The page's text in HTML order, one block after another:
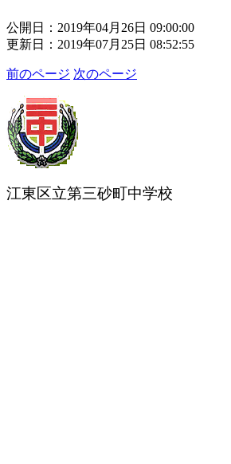
公開日：2019年04月26日 09:00:00
更新日：2019年07月25日 08:52:55
前のページ 次のページ
江東区立第三砂町中学校